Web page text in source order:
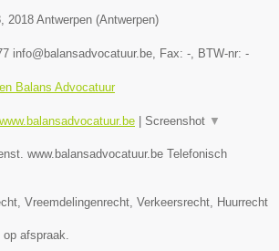
2018 Antwerpen (Antwerpen)
info@balansadvocatuur.be , Fax: - , BTW-nr: -
Balans Advocatuur
| Screenshot ▼
www.balansadvocatuur.be Telefonisch
Vreemdelingenrecht, Verkeersrecht, Huurrecht
afspraak.